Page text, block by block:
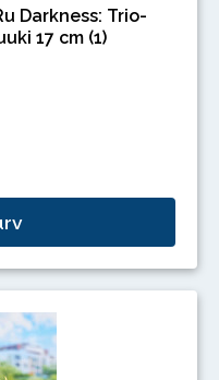
Darkness: Trio-
17 cm (1)